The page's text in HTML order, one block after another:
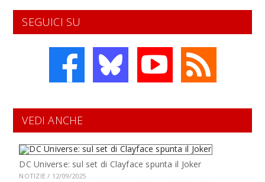
SEGUICI SU
VEDI ANCHE
DC Universe: sul set di Clayface spunta il Joker
NOTIZIE / 12/09/2025